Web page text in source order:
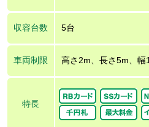
収容台数 5台
車両制限 高さ2m、長さ5m、幅
特長